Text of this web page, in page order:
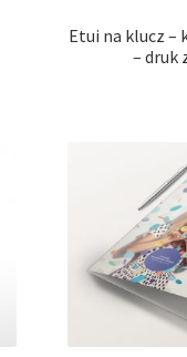
Etui na klucz –
– druk